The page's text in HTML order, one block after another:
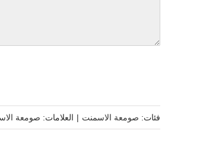
فئات: صومعة الاسمنت | العلامات: صومعة